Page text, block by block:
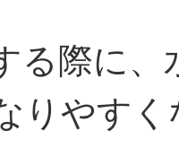
る際に
りやす